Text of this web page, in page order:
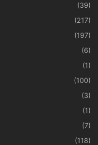
(39)
(217)
(197)
(6)
(1)
(100)
(3)
(1)
(7)
(118)